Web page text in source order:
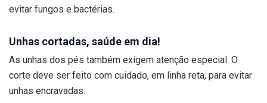
evitar fungos e bactérias.
Unhas cortadas, saúde em dia!
As unhas dos pés também exigem atenção especial. O
corte deve ser feito com cuidado, em linha reta, para evitar
unhas encravadas.